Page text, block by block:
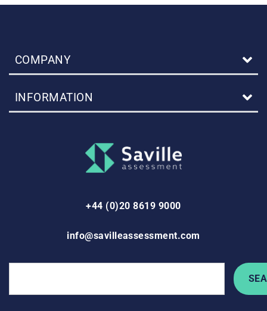
COMPANY
INFORMATION
+44 (0)20 8619 9000
info@savilleassessment.com